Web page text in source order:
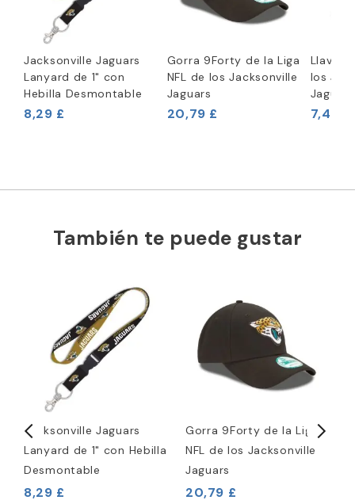
Jacksonville Jaguars
Lanyard de 1" con
Hebilla Desmontable
8,29 £
Gorra 9Forty de la Liga
NFL de los Jacksonville
Jaguars
20,79 £
los
Jaguars
7,46 £
También te puede gustar
Jacksonville Jaguars
Lanyard de 1" con Hebilla
Desmontable
8,29 £
Gorra 9Forty de la Liga
NFL de los Jacksonville
Jaguars
20,79 £